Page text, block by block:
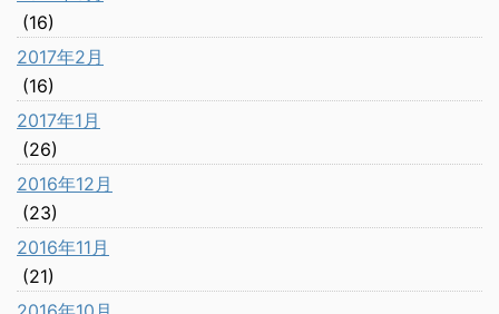
(16)
2017年2月
(16)
2017年1月
(26)
2016年12月
(23)
2016年11月
(21)